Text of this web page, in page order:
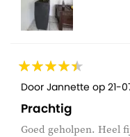
Door Jannette op 21-
Prachtig
Goed geholpen. Heel